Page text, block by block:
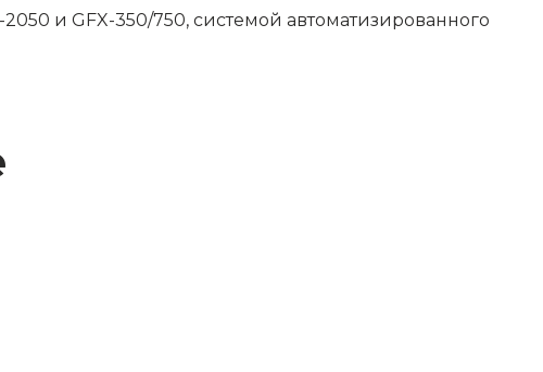
и GFX-350/750, системой автоматизированного